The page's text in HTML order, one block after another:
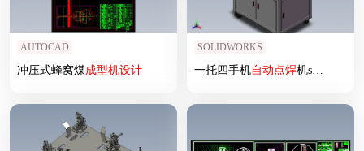
AUTOCAD
冲压式蜂窝煤成型机设计
SOLIDWORKS
一托四手机自动点焊机sw14可编辑